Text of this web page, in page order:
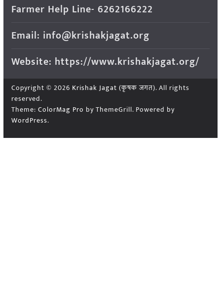
Farmer Help Line- 6262166222
Email: info@krishakjagat.org
Website: https://www.krishakjagat.org/
Copyright © 2026 Krishak Jagat (कृषक जगत). All rights
reserved.
Theme: ColorMag Pro by ThemeGrill. Powered by
WordPress.